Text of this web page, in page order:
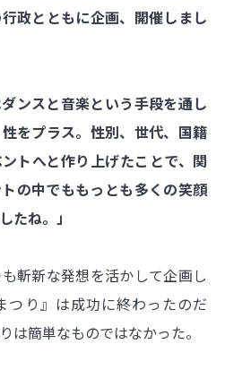
政とともに企画、開催しまし
ンスと音楽という手段を通し
をプラス。性別、世代、国籍
トへと作り上げたことで、関
の中でももっとも多くの笑顔
たね。」
斬新な発想を活かして企画し
つり』は成功に終わったのだ
は簡単なものではなかった。